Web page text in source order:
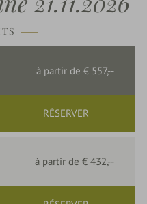
à partir de€ 557,--
RÉSERVER
à partir de€ 432,--